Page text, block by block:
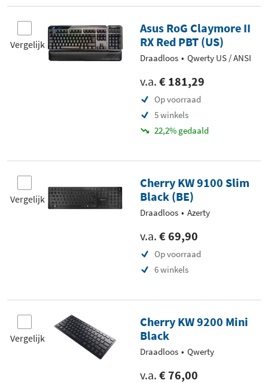
Vergelijk
Asus RoG Claymore II
RX Red PBT (US)
Draadloos Qwerty US / ANSI
v.a. € 181,29
Op voorraad
5 winkels
22,2% gedaald
Vergelijk
Cherry KW 9100 Slim
Black (BE)
Draadloos Azerty
v.a. € 69,90
Op voorraad
6 winkels
Vergelijk
Cherry KW 9200 Mini
Black
Draadloos Qwerty
v.a. € 76,00